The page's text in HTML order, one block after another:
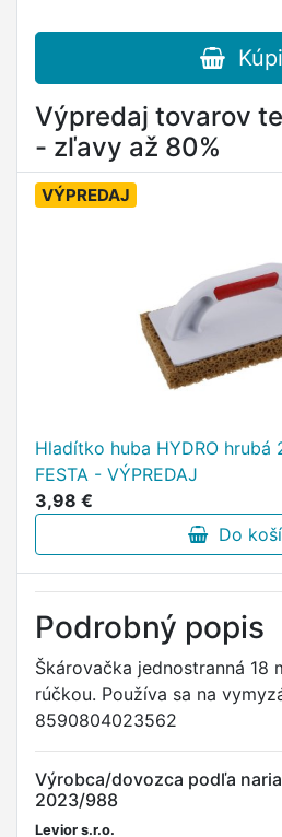
Výpredaj tovarov
- zľavy až 80%
VÝPREDAJ
Hladítko huba HYDRO
FESTA - VÝPREDAJ
3,98 €
Do
Podrobný popis
Škárovačka jednostranná 18
rúčkou. Používa sa na
8590804023562
Výrobca/dovozca podľa
2023/988
Levior s.r.o.